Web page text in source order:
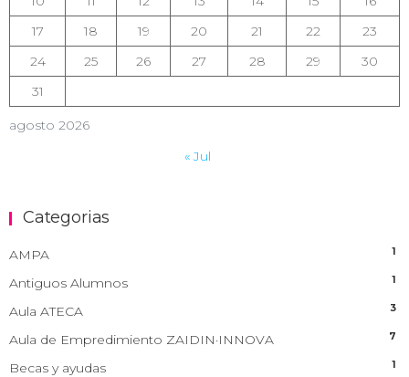
agosto 2026
17
18 19 20 21 22
23
24
25 26 27 28 29
30
31
« Jul
Categorias
AMPA 1
Antiguos Alumnos 1
Aula ATECA 3
Aula de Empredimiento ZAIDIN·INNOVA 7
Becas y ayudas 1